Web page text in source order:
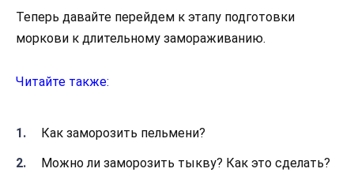
Теперь давайте перейдем к этапу подготовки
моркови к длительному замораживанию.
Читайте также:
Как заморозить пельмени?
Можно ли заморозить тыкву? Как это сделать?